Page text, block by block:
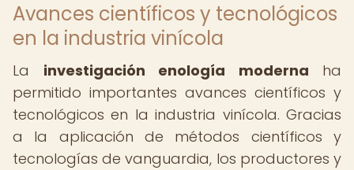
Avances científicos y tecnológicos
en la industria vinícola
La investigación enología moderna ha
permitido importantes avances científicos y
tecnológicos en la industria vinícola. Gracias
a la aplicación de métodos científicos y
tecnologías de vanguardia, los productores y